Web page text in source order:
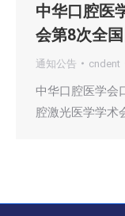
中华口腔医
会第8次全
通知公告 cndent
中华口腔医学会
腔激光医学学术